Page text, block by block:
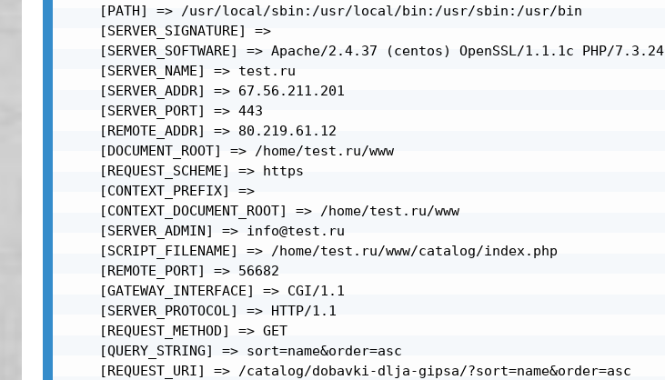
    [PATH] => /usr/local/sbin:/usr/local/bin:/usr/sbin:/usr/bin
    [SERVER_SIGNATURE] =>
    [SERVER_SOFTWARE] => Apache/2.4.37 (centos) OpenSSL/1.1.1c PHP/7.3.24
    [SERVER_NAME] => test.ru
    [SERVER_ADDR] => 67.56.211.201
    [SERVER_PORT] => 443
    [REMOTE_ADDR] => 80.219.61.12
    [DOCUMENT_ROOT] => /home/test.ru/www
    [REQUEST_SCHEME] => https
    [CONTEXT_PREFIX] =>
    [CONTEXT_DOCUMENT_ROOT] => /home/test.ru/www
    [SERVER_ADMIN] => info@test.ru
    [SCRIPT_FILENAME] => /home/test.ru/www/catalog/index.php
    [REMOTE_PORT] => 56682
    [GATEWAY_INTERFACE] => CGI/1.1
    [SERVER_PROTOCOL] => HTTP/1.1
    [REQUEST_METHOD] => GET
    [QUERY_STRING] => sort=name&order=asc
    [REQUEST_URI] => /catalog/dobavki-dlja-gipsa/?sort=name&order=asc